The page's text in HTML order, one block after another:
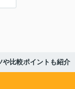
や比較ポイントも紹介